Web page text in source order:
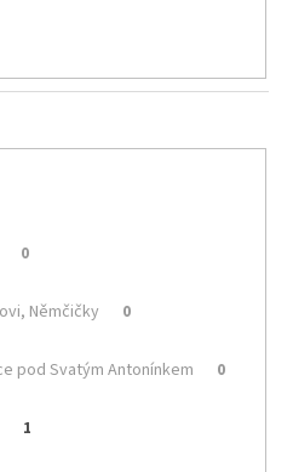
0
Němčičky 0
pod Svatým Antonínkem 0
1